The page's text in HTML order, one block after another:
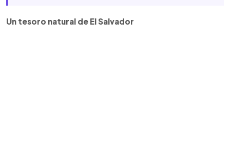
Un tesoro natural de El Salvador